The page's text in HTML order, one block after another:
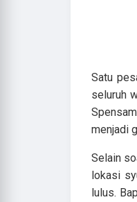
Satu
seluruh
menjadi
Selain
lokasi
lulus.